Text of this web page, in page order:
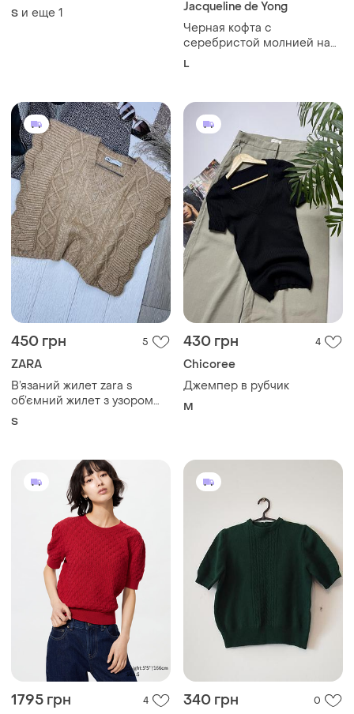
S и еще 1
Jacqueline de Yong
Черная кофта с
серебристой молнией на
спине
L
450 грн 5
ZARA
В’язаний жилет zara s
об’ємний жилет з узором
косами джемпер
S
430 грн 4
Chicoree
Джемпер в рубчик
M
1795 грн 4 340 грн 0